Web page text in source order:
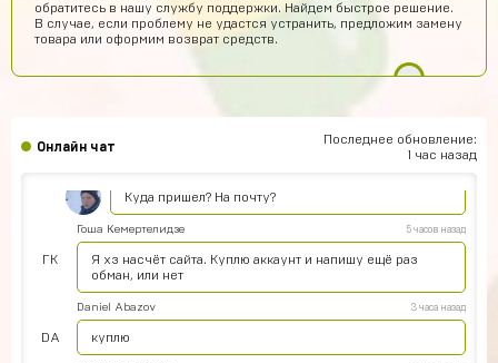
обратитесь в нашу службу поддержки. Найдем быстрое решение.
В случае, если проблему не удастся устранить, предложим замену
товара или оформим возврат средств.
Онлайн чат
Последнее обновление:
1 час назад
Топ4ik воще!)
Ilya
Куда пришел? На почту?
ГК
Гоша Кемертелидзе 5 часов назад
Я хз насчёт сайта. Куплю аккаунт и напишу ещё раз
обман, или нет
DA
Daniel Abazov 3 часа назад
куплю